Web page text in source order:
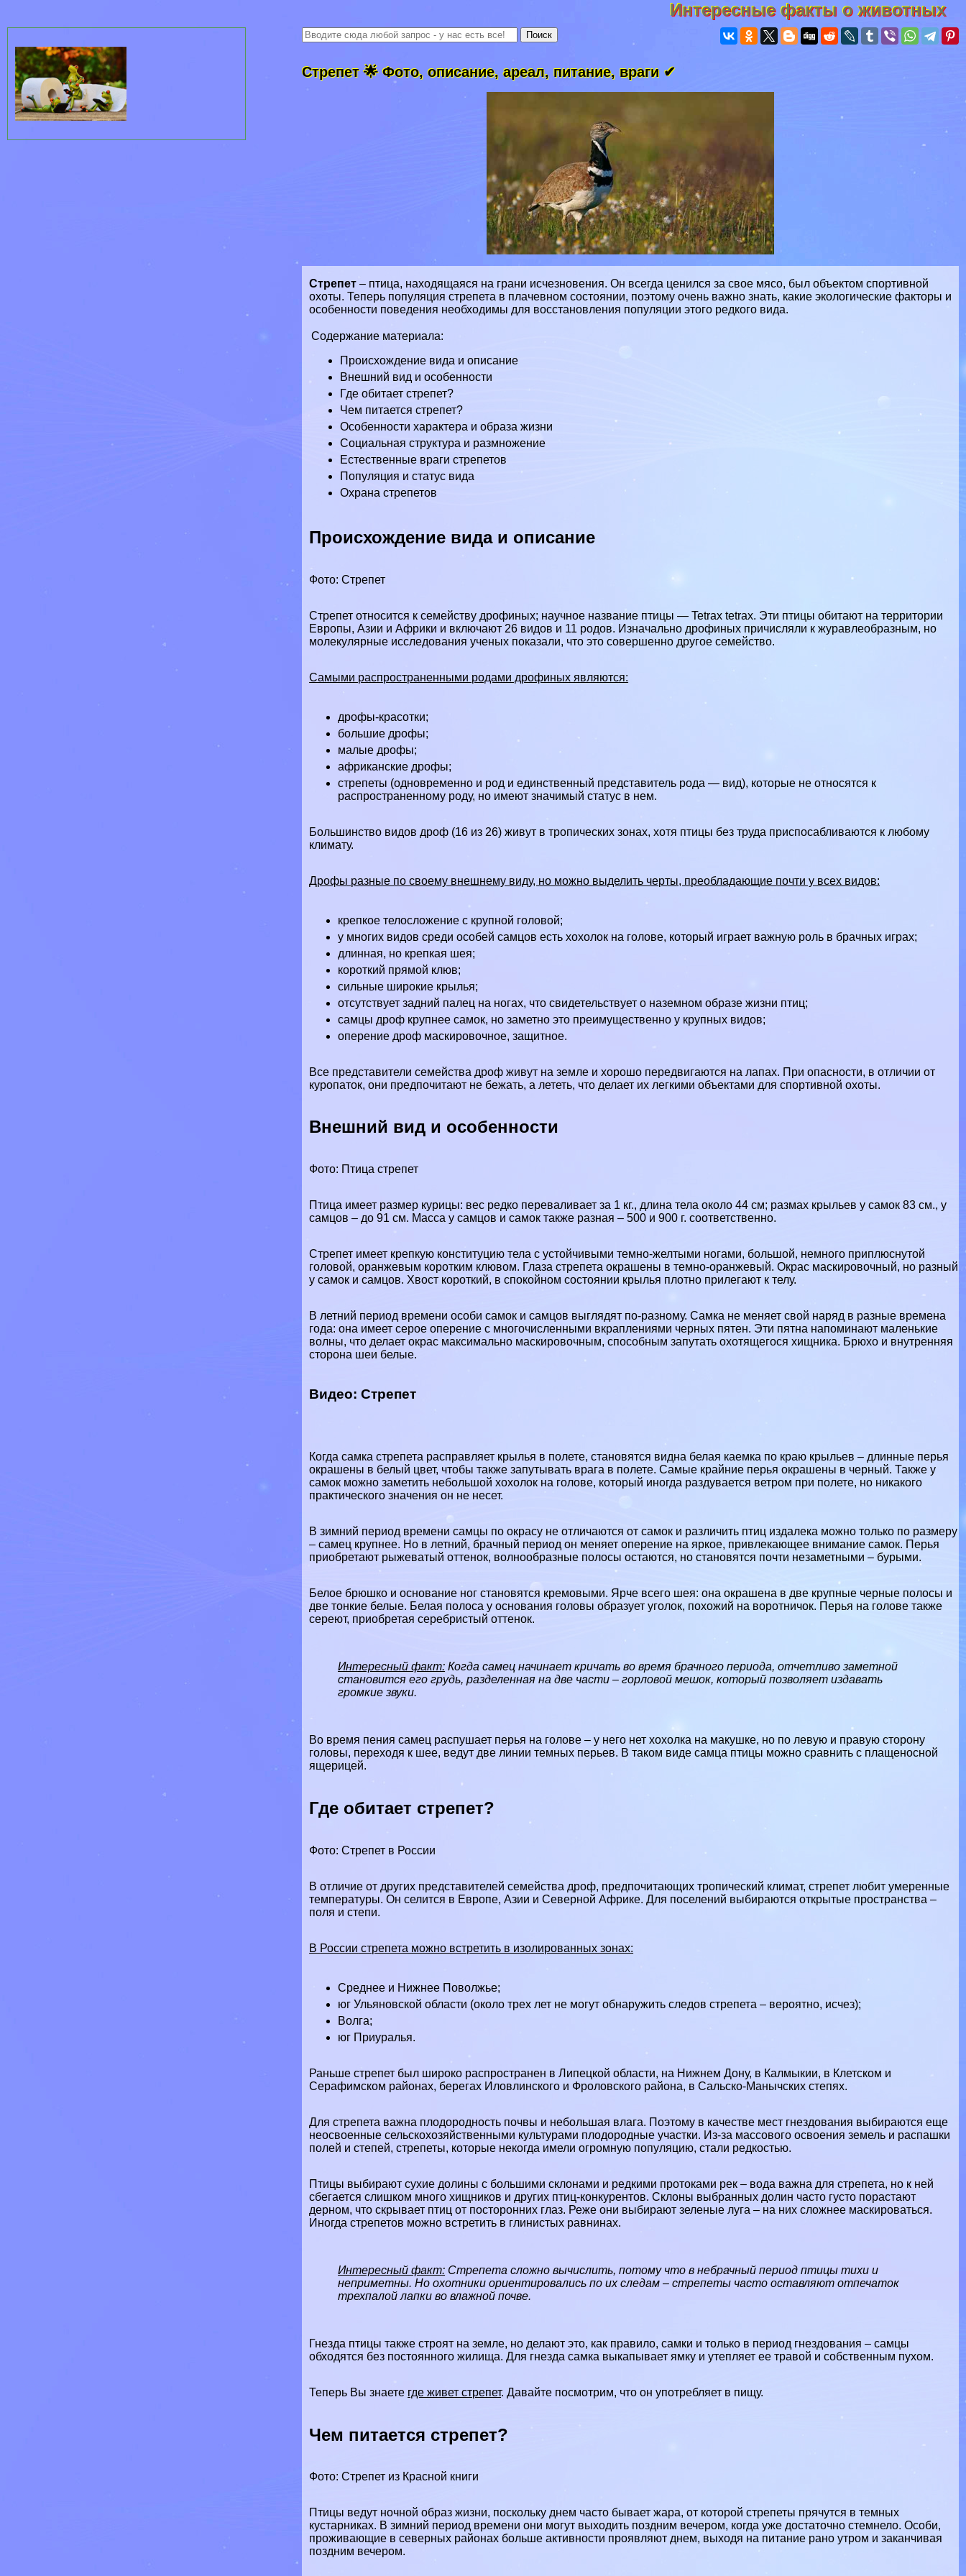
Интересные факты о животных
Стрепет 🌟 Фото, описание, ареал, питание, враги ✔
Стрепет – птица, находящаяся на грани исчезновения. Он всегда ценился за свое мясо, был объектом спортивной
охоты. Теперь популяция стрепета в плачевном состоянии, поэтому очень важно знать, какие экологические факторы и
особенности поведения необходимы для восстановления популяции этого редкого вида.
Содержание материала:
Происхождение вида и описание
Внешний вид и особенности
Где обитает стрепет?
Чем питается стрепет?
Особенности хаpaктера и образа жизни
Социальная структура и размножение
Естественные враги стрепетов
Популяция и статус вида
Охрана стрепетов
Происхождение вида и описание
Фото: Стрепет
Стрепет относится к семейству дрофиных; научное название птицы — Tetrax tetrax. Эти птицы обитают на территории
Европы,Азии иАфрики и включают 26 видов и 11 родов. Изначально дрофиных причисляли к журавлеобразным, но
молекулярные исследования ученых показали, что это совершенно другое семейство.
Самыми распространенными родами дрофиных являются:
дрофы-красотки;
большие дрофы;
малые дрофы;
африканские дрофы;
стрепеты (одновременно и род и единственный представитель рода — вид), которые не относятся к
распространенному роду, но имеют значимый статус в нем.
Большинство видов дроф (16 из 26) живут в тропических зонах, хотя птицы без труда приспосабливаются к любому
климату.
Дрофы разные по своему внешнему виду, но можно выделить черты, преобладающие почти у всех видов:
крепкое телосложение с крупной головой;
у многих видов среди особей самцов есть хохолок на голове, который играет важную роль в брачных играх;
длинная, но крепкая шея;
короткий прямой клюв;
сильные широкие крылья;
отсутствует задний палец на ногах, что свидетельствует о наземном образе жизни птиц;
самцы дроф крупнее самок, но заметно это преимущественно у крупных видов;
оперение дроф маскировочное, защитное.
Все представители семейства дроф живут на земле и хорошо передвигаются на лапах. При опасности, в отличии от
куропаток, они предпочитают не бежать, а лететь, что делает их легкими объектами для спортивной охоты.
Внешний вид и особенности
Фото: Птица стрепет
Птица имеет размер курицы: вес редко переваливает за 1 кг., длина тела около 44 см; размах крыльев у самок 83 см., у
самцов – до 91 см. Масса у самцов и самок также разная – 500 и 900 г. соответственно.
Стрепет имеет крепкую конституцию тела с устойчивыми темно-желтыми ногами, большой, немного приплюснутой
головой, оранжевым коротким клювом. Глаза стрепета окрашены в темно-оранжевый. Окрас маскировочный, но разный
у самок и самцов. Хвост короткий, в спокойном состоянии крылья плотно прилегают к телу.
В летний период времени особи самок и самцов выглядят по-разному. Самка не меняет свой наряд в разные времена
года: она имеет серое оперение с многочисленными вкраплениями черных пятен. Эти пятна напоминают маленькие
волны, что делает окрас максимально маскировочным, способным запутать охотящегося хищника. Брюхо и внутренняя
сторона шеи белые.
Видео: Стрепет
Когда самка стрепета расправляет крылья в полете, становятся видна белая каемка по краю крыльев – длинные перья
окрашены в белый цвет, чтобы также запутывать врага в полете. Самые крайние перья окрашены в черный. Также у
самок можно заметить небольшой хохолок на голове, который иногда раздувается ветром при полете, но никакого
пpaктического значения он не несет.
В зимний период времени самцы по окрасу не отличаются от самок и различить птиц издалека можно только по размеру
– самец крупнее. Но в летний, брачный период он меняет оперение на яркое, привлекающее внимание самок. Перья
приобретают рыжеватый оттенок, волнообразные полосы остаются, но становятся почти незаметными – бурыми.
Белое брюшко и основание ног становятся кремовыми. Ярче всего шея: она окрашена в две крупные черные полосы и
две тонкие белые. Белая полоса у основания головы образует уголок, похожий на воротничок. Перья на голове также
сереют, приобретая серебристый оттенок.
Интересный факт: Когда самец начинает кричать во время брачного периода, отчетливо заметной
становится его гpyдь, разделенная на две части – горловой мешок, который позволяет издавать
громкие звуки.
Во время пения самец распушает перья на голове – у него нет хохолка на макушке, но по левую и правую сторону
головы, переходя к шее, ведут две линии темных перьев. В таком виде самца птицы можно сравнить с плащеносной
ящерицей.
Где обитает стрепет?
Фото: Стрепет в России
В отличие от других представителей семейства дроф, предпочитающихтропический климат, стрепет любит умеренные
температуры. Он селится в Европе,Азии и СевернойАфрике. Для поселений выбираются открытые прострaнcтва –
поля истепи.
В России стрепета можно встретить в изолированных зонах:
Среднее и Нижнее Поволжье;
югУльяновской области (около трех лет не могут обнаружить следов стрепета – вероятно, исчез);
Волга;
юг Приуралья.
Раньше стрепет был широко распространен вЛипецкой области, на Нижнем Дону, в Калмыкии, в Клетском и
Серафимском районах, берегах Иловлинского и Фроловского района, в Сальско-Манычских степях.
Для стрепета важна плодородность почвы и небольшая влага. Поэтому в качестве мест гнездования выбираются еще
неосвоенные сельскохозяйственными культурами плодородные участки. Из-за массового освоения земель и распашки
полей и степей, стрепеты, которые некогда имели огромную популяцию, стали редкостью.
Птицы выбирают сухие долины с большими склонами и редкими протоками рек – вода важна для стрепета, но к ней
сбегается слишком много хищников и других птиц-конкурентов. Склоны выбранных долин часто густо порастают
дерном, что скрывает птиц от посторонних глаз. Реже они выбирают зеленые луга – на них сложнее маскироваться.
Иногда стрепетов можно встретить в глинистых равнинах.
Интересный факт: Стрепета сложно вычислить, потому что в небрачный период птицы тихи и
неприметны. Но охотники ориентировались по их следам – стрепеты часто оставляют отпечаток
трехпалой лапки во влажной почве.
Гнезда птицы также строят на земле, но делают это, как правило, самки и только в период гнездования – самцы
обходятся без постоянного жилища. Для гнезда самка выкапывает ямку и утепляет ее травой и собственным пухом.
Теперь Вы знаете где живет стрепет. Давайте посмотрим, что он употрeбляет в пищу.
Чем питается стрепет?
Фото: Стрепет из Красной книги
Птицы ведут ночной образ жизни, поскольку днем часто бывает жара, от которой стрепеты прячутся в темных
кустарниках. В зимний период времени они могут выходить поздним вечером, когда уже достаточно стемнело. Особи,
проживающие в северных районах больше активности проявляют днем, выходя на питание рано утром и заканчивая
поздним вечером.